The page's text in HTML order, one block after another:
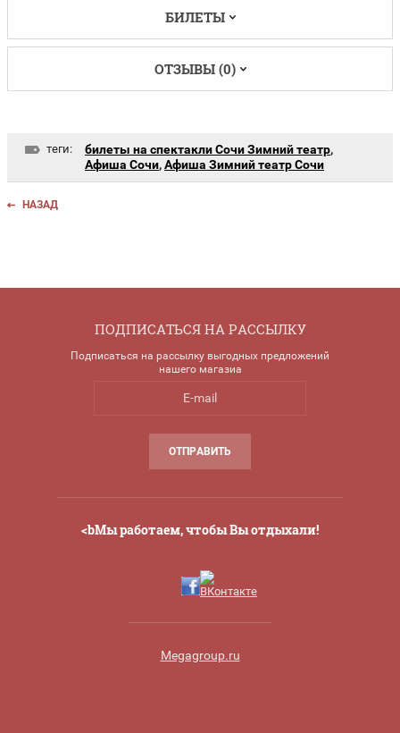
БИЛЕТЫ
ОТЗЫВЫ (0)
теги: билеты на спектакли Сочи Зимний театр,
Афиша Сочи,Афиша Зимний театр Сочи
НАЗАД
ПОДПИСАТЬСЯ НА РАССЫЛКУ
Подписаться на рассылку выгодных предложений
нашего магазиа
ОТПРАВИТЬ
<bМы работаем, чтобы Вы отдыхали!
Megagroup.ru